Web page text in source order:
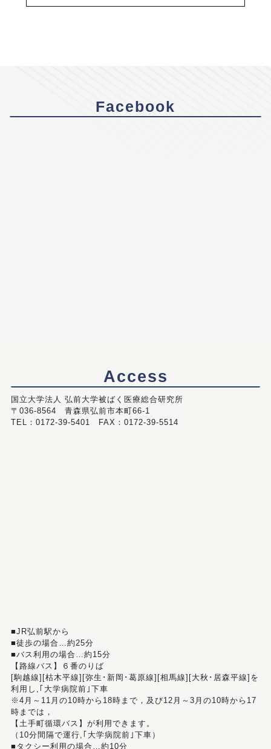
Facebook
Access
国立大学法人 弘前大学被ばく医療総合研究所
〒036-8564 青森県弘前市本町66-1
TEL：0172-39-5401 FAX：0172-39-5514
■JR弘前駅から
■徒歩の場合…約25分
■バス利用の場合…約15分
【路線バス】６番のりば
[駒越線][枯木平線][弥生･新岡･葛原線][相馬線][大秋･居森平線]を
利用し,｢大学病院前｣下車
※4月～11月の10時から18時まで，及び12月～3月の10時から17
時までは，
【土手町循環バス】が利用できます。
（10分間隔で運行,｢大学病院前｣下車）
■タクシー利用の場合…約10分